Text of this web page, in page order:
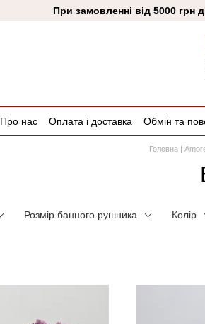
При замовленні від 5000 грн
Про нас Оплата і доставка Обмін та
Головна |
Розмір банного рушника Колір